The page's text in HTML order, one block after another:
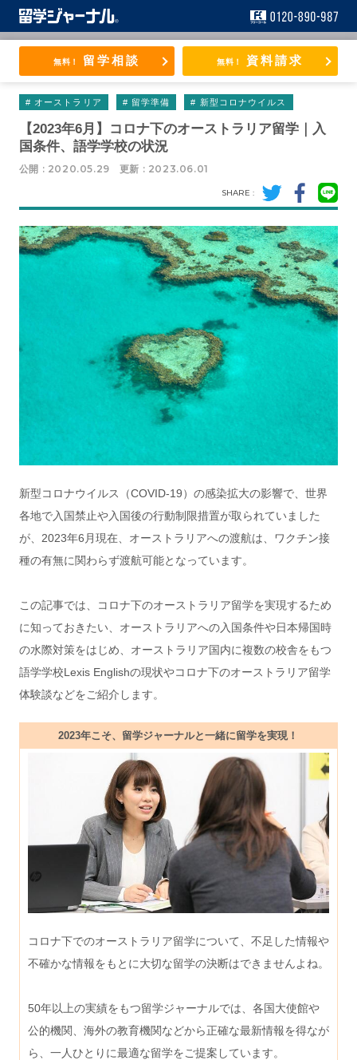
留学のことな
ら、なんでも
相談ダイヤル
フリーコー
ル：0120-890-
987
無料！ 留学相談 無料！ 資料請求
【2023年6月】コロナ下のオーストラリア留学｜入
国条件、語学学校の状況
# オーストラリア # 留学準備 # 新型コロナウイルス
公開 : 2020.05.29 更新 : 2023.06.01
SHARE :
新型コロナウイルス（COVID-19）の感染拡大の影響で、世界
各地で入国禁止や入国後の行動制限措置が取られていました
が、2023年6月現在、オーストラリアへの渡航は、ワクチン接
種の有無に関わらず渡航可能となっています。
この記事では、コロナ下のオーストラリア留学を実現するため
に知っておきたい、オーストラリアへの入国条件や日本帰国時
の水際対策をはじめ、オーストラリア国内に複数の校舎をもつ
語学学校Lexis Englishの現状やコロナ下のオーストラリア留学
体験談などをご紹介します。
2023年こそ、留学ジャーナルと一緒に留学を実現！
コロナ下でのオーストラリア留学について、不足した情報や
不確かな情報をもとに大切な留学の決断はできませんよね。
50年以上の実績をもつ留学ジャーナルでは、各国大使館や
公的機関、海外の教育機関などから正確な最新情報を得なが
ら、一人ひとりに最適な留学をご提案しています。